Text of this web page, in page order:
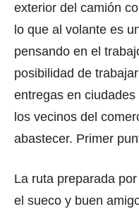
exterior del camión
lo que al volante es
pensando en el
posibilidad de
entregas en
los vecinos del
abastecer. Primer
La ruta preparada
el sueco y buen